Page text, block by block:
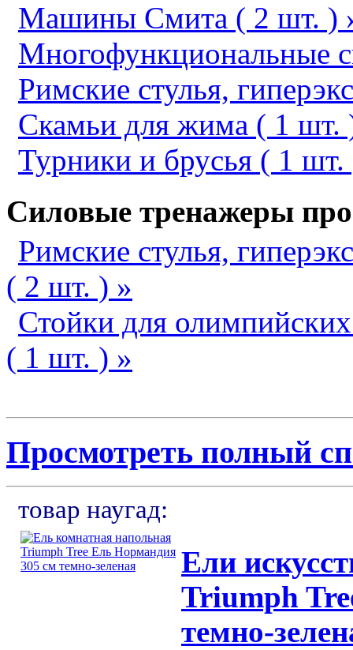
Машины Смита ( 2 шт. )
Многофункциональные
Римские стулья,
Скамьи для жима ( 1 шт.
Турники и брусья ( 1 шт.
Силовые тренажеры
Римские стулья,
( 2 шт. ) »
Стойки для
( 1 шт. ) »
Просмотреть полный
товар наугад:
Ели
Triumph
темно-